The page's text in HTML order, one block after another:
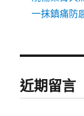
一抹鎮痛防
近期留言